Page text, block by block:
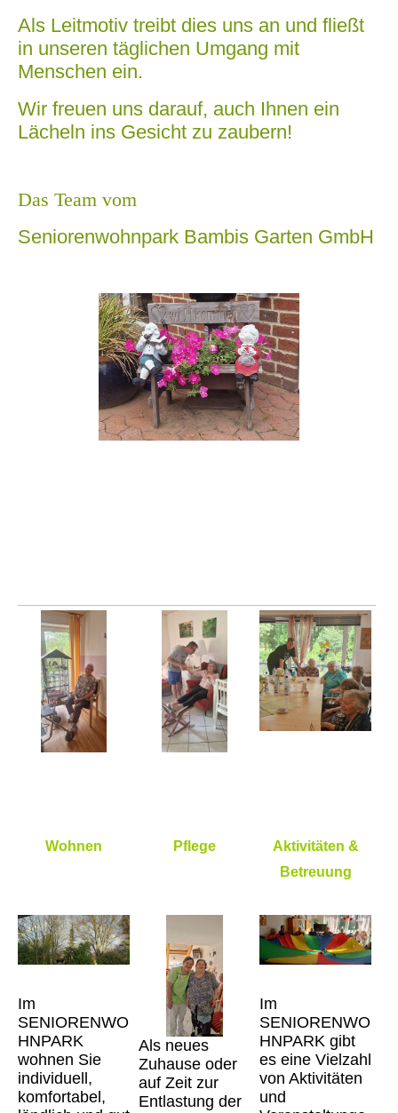
Als Leitmotiv treibt dies uns an und fließt
in unseren täglichen Umgang mit
Menschen ein.
Wir freuen uns darauf, auch Ihnen ein
Lächeln ins Gesicht zu zaubern!
Das Team vom
Seniorenwohnpark Bambis Garten GmbH
Wohnen Pflege
Aktivitäten &
Betreuung
Im
SENIORENWO
HNPARK
wohnen Sie
individuell,
komfortabel,
Als neues
Zuhause oder
auf Zeit zur
Entlastung der
Im
SENIORENWO
HNPARK gibt
es eine Vielzahl
von Aktivitäten
und